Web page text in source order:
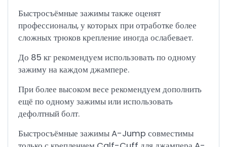
Быстросъёмные зажимы также оценят
профессионалы, у которых при отработке более
сложных трюков крепление иногда ослабевает.
До 85 кг рекомендуем использовать по одному
зажиму на каждом джампере.
При более высоком весе рекомендуем дополнить
ещё по одному зажимы или использовать
дефолтный болт.
Быстросъёмные зажимы A-Jump совместимы